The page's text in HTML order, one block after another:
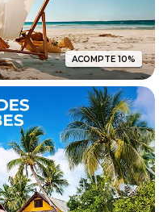
ACOMPTE 10%